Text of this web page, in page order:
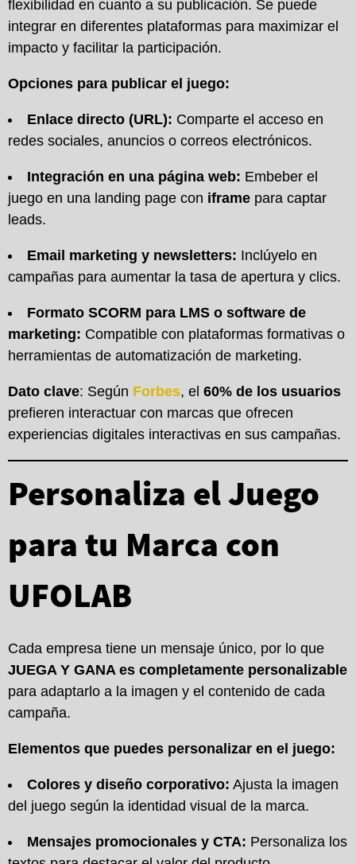
flexibilidad en cuanto a su publicación. Se puede
integrar en diferentes plataformas para maximizar el
impacto y facilitar la participación.
Opciones para publicar el juego:
Enlace directo (URL): Comparte el acceso en
redes sociales, anuncios o correos electrónicos.
Integración en una página web: Embeber el
juego en una landing page con iframe para captar
leads.
Email marketing y newsletters: Inclúyelo en
campañas para aumentar la tasa de apertura y clics.
Formato SCORM para LMS o software de
marketing: Compatible con plataformas formativas o
herramientas de automatización de marketing.
Dato clave: Según Forbes, el 60% de los usuarios
prefieren interactuar con marcas que ofrecen
experiencias digitales interactivas en sus campañas.
Personaliza el Juego
para tu Marca con
UFOLAB
Cada empresa tiene un mensaje único, por lo que
JUEGA Y GANA es completamente personalizable
para adaptarlo a la imagen y el contenido de cada
campaña.
Elementos que puedes personalizar en el juego:
Colores y diseño corporativo: Ajusta la imagen
del juego según la identidad visual de la marca.
Mensajes promocionales y CTA: Personaliza los